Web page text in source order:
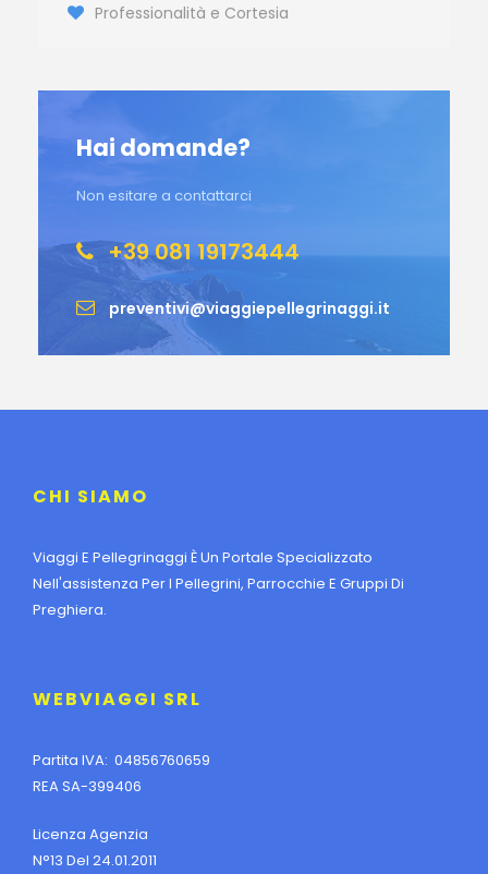
Professionalità e Cortesia
Hai domande?
Non esitare a contattarci
+39 081 19173444
preventivi@viaggiepellegrinaggi.it
CHI SIAMO
Viaggi E Pellegrinaggi È Un Portale Specializzato
Nell'assistenza Per I Pellegrini, Parrocchie E Gruppi Di
Preghiera.
WEBVIAGGI SRL
Partita IVA: 04856760659
REA SA-399406
Licenza Agenzia
N°13 Del 24.01.2011